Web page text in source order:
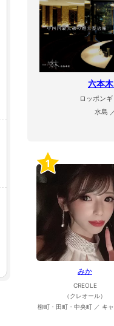
六本
ロッポン
水島
1
みか
CREOLE
（クレオール）
柳町・田町・中央町 ／ キ